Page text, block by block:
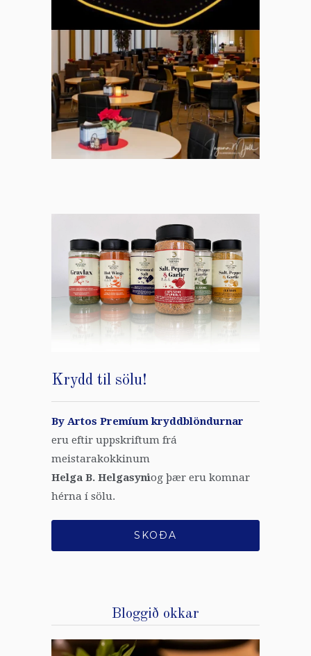
Krydd til sölu!
By Artos Premíum kryddblöndurnar
eru eftir uppskriftum frá
meistarakokkinum
Helga B. Helgasyniog þær eru komnar
hérna í sölu.
SKOÐA
Bloggið okkar